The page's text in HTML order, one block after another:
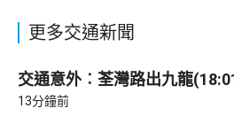
更多交通新聞
交通意外︰荃灣路出九龍
13分鐘前